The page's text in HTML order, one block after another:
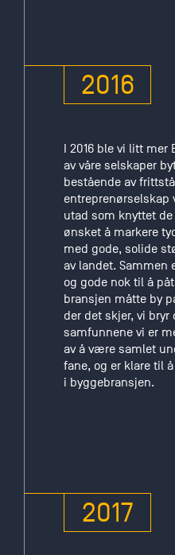
adresse
Maridalsveien.
2016
I 2016 ble vi litt mer
av våre selskaper
bestående av
entreprenørselskap
utad som knyttet
ønsket å markere
med gode, solide
av landet. Sammen
og gode nok til å
bransjen måtte by
der det skjer, vi bryr
samfunnene vi er
av å være samlet
fane, og er klare til
i byggebransjen.
2017